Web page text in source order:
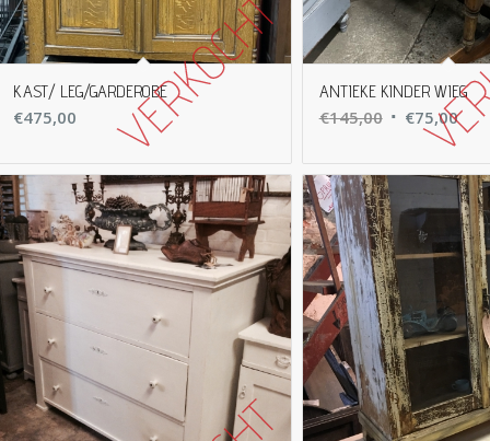
KAST/ LEG/GARDEROBE
€475,00
ANTIEKE KINDER WIEG
€145,00
€145,00.
€75,00